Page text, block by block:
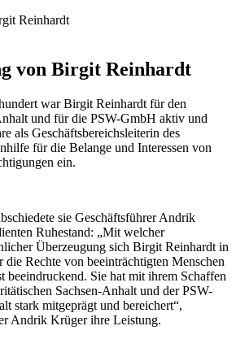
Reinhardt
von Birgit Reinhardt
war Birgit Reinhardt für den
und für die PSW-GmbH aktiv und
als Geschäftsbereichsleiterin des
für die Belange und Interessen von
ein.
sie Geschäftsführer Andrik
Ruhestand: „Mit welcher
Überzeugung sich Birgit Reinhardt in
Rechte von beeinträchtigten Menschen
beeindruckend. Sie hat mit ihrem Schaffen
Sachsen-Anhalt und der PSW-
stark mitgeprägt und bereichert“,
Andrik Krüger ihre Leistung.